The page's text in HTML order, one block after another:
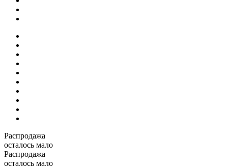
Распродажа
осталось мало
Распродажа
осталось мало